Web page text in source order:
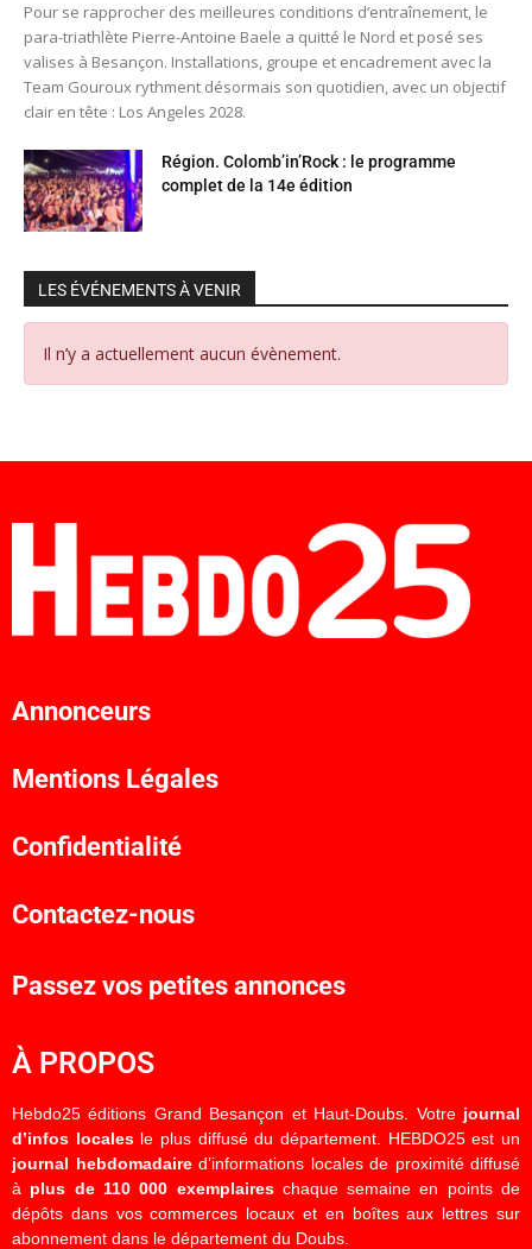
Pour se rapprocher des meilleures conditions d’entraînement, le
para-triathlète Pierre-Antoine Baele a quitté le Nord et posé ses
valises à Besançon. Installations, groupe et encadrement avec la
Team Gouroux rythment désormais son quotidien, avec un objectif
clair en tête : Los Angeles 2028.
Région. Colomb’in’Rock : le programme
complet de la 14e édition
LES ÉVÉNEMENTS À VENIR
Il n’y a actuellement aucun évènement.
Annonceurs
Mentions Légales
Confidentialité
Contactez-nous
Passez vos petites annonces
À PROPOS
Hebdo25 éditions Grand Besançon et Haut-Doubs. Votre journal
d’infos localesle plus diffusé du département. HEBDO25 est un
journal hebdomadaired’informations locales de proximité diffusé
à plus de 110 000 exemplaireschaque semaine en points de
dépôts dans vos commerces locaux et en boîtes aux lettres sur
abonnement dans le département du Doubs.